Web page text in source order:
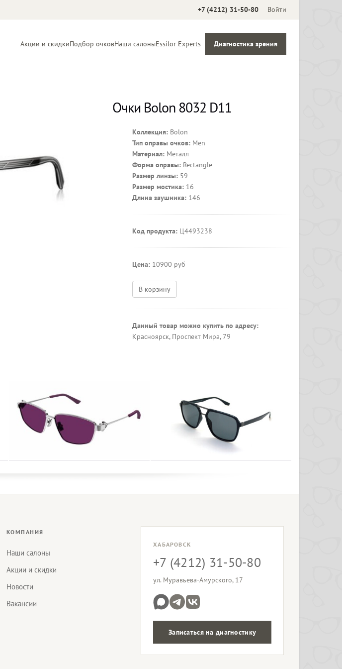
+7 (4212) 31-50-80 Войти
Акции и скидкиПодбор очковНаши салоныEssilor Experts Диагностика зрения
Очки Bolon 8032 D11
Коллекция: Bolon
Тип оправы очков: Men
Материал: Металл
Форма оправы: Rectangle
Размер линзы: 59
Размер мостика: 16
Длина заушника: 146
Код продукта: Ц4493238
Цена: 10900 руб
В корзину
Данный товар можно купить по адресу:
Красноярск, Проспект Мира, 79
КОМПАНИЯ
Наши салоны
Акции и скидки
Новости
Вакансии
ХАБАРОВСК
+7 (4212) 31-50-80
ул. Муравьева-Амурского, 17
Записаться на диагностику